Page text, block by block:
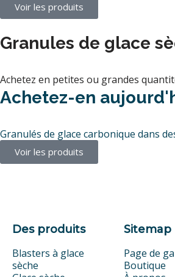
Voir les produits
Granules de glace
Achetez en petites ou grandes
Achetez-en
Granulés de glace carbonique dans
Voir les produits
Des produits
Blasters à glace
sèche
Sitemap
Page de
Boutique